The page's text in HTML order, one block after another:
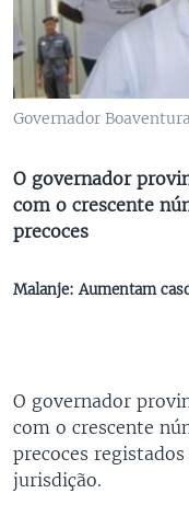
Governador
O governador
com o crescente
precoces
Malanje: Aumentam
O governador
com o crescente
precoces
jurisdição.